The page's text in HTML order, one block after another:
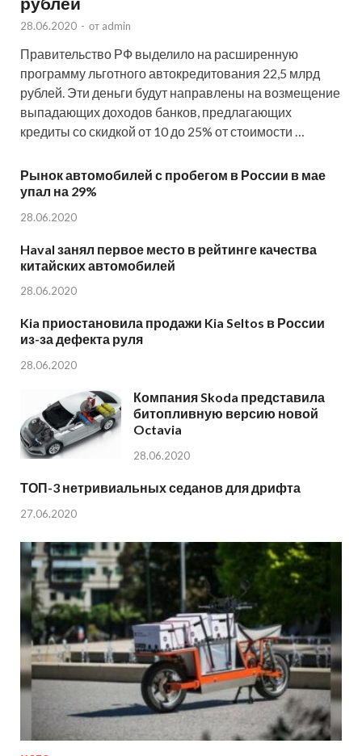
28.06.2020 - от admin
Правительство РФ выделило на расширенную
программу льготного автокредитования 22,5 млрд
рублей. Эти деньги будут направлены на возмещение
выпадающих доходов банков, предлагающих
кредиты со скидкой от 10 до 25% от стоимости …
Рынок автомобилей с пробегом в России в мае
упал на 29%
28.06.2020
Haval занял первое место в рейтинге качества
китайских автомобилей
28.06.2020
Kia приостановила продажи Kia Seltos в России
из-за дефекта руля
28.06.2020
Компания Skoda представила
битопливную версию новой
Octavia
28.06.2020
ТОП-3 нетривиальных седанов для дрифта
27.06.2020